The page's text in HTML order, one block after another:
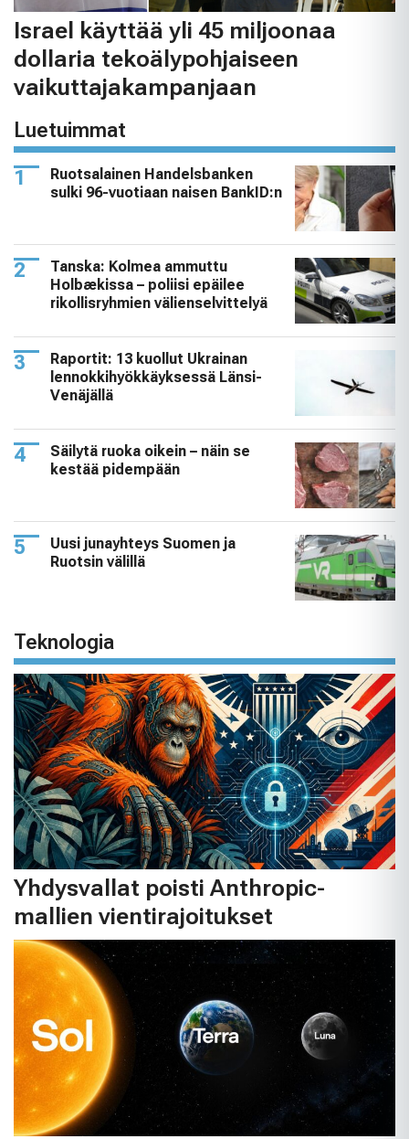
Israel käyttää yli 45 miljoonaa
dollaria tekoälypohjaiseen
vaikuttajakampanjaan
Luetuimmat
Ruotsalainen Handelsbanken
sulki 96-vuotiaan naisen BankID:n
Tanska: Kolmea ammuttu
Holbækissa – poliisi epäilee
rikollisryhmien välienselvittelyä
Raportit: 13 kuollut Ukrainan
lennokkihyökkäyksessä Länsi-
Venäjällä
Säilytä ruoka oikein – näin se
kestää pidempään
Uusi junayhteys Suomen ja
Ruotsin välillä
Teknologia
Yhdysvallat poisti Anthropic-
mallien vientirajoitukset